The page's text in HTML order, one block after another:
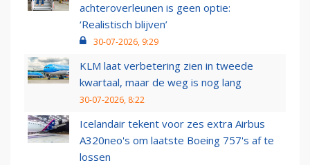
achteroverleunen is geen optie:
‘Realistisch blijven’
30-07-2026, 9:29
KLM laat verbetering zien in tweede
kwartaal, maar de weg is nog lang
30-07-2026, 8:22
Icelandair tekent voor zes extra Airbus
A320neo's om laatste Boeing 757's af te
lossen